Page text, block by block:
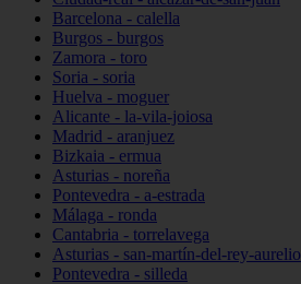
Barcelona - calella
Burgos - burgos
Zamora - toro
Soria - soria
Huelva - moguer
Alicante - la-vila-joiosa
Madrid - aranjuez
Bizkaia - ermua
Asturias - noreña
Pontevedra - a-estrada
Málaga - ronda
Cantabria - torrelavega
Asturias - san-martín-del-rey-aurelio
Pontevedra - silleda